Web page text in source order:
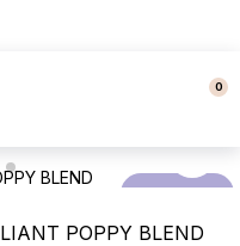
0
POPPY BLEND